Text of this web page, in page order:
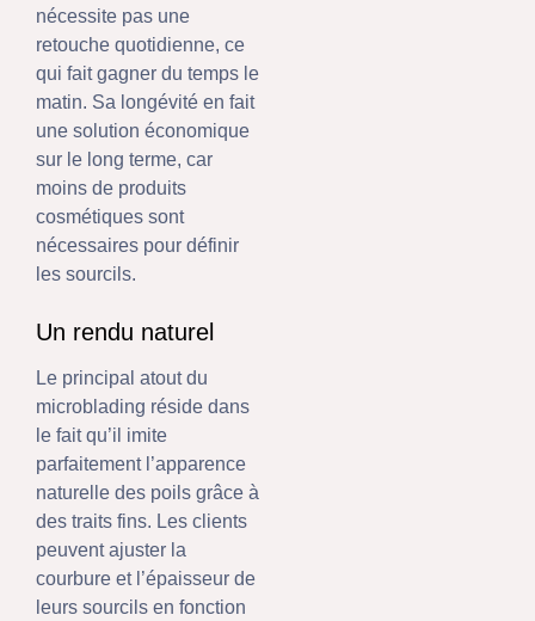
nécessite pas une
retouche quotidienne, ce
qui fait gagner du temps le
matin. Sa longévité en fait
une solution économique
sur le long terme, car
moins de produits
cosmétiques sont
nécessaires pour définir
les sourcils.
Un rendu naturel
Le principal atout du
microblading réside dans
le fait qu’il imite
parfaitement l’apparence
naturelle des poils grâce à
des traits fins. Les clients
peuvent ajuster la
courbure et l’épaisseur de
leurs sourcils en fonction